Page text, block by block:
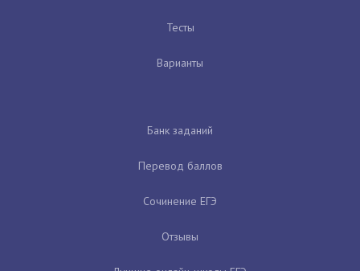
Тесты
Варианты
Банк заданий
Перевод баллов
Сочинение ЕГЭ
Отзывы